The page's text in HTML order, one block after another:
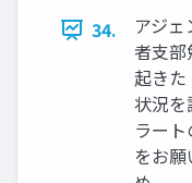
34.
アジェ
者支部
起き
状況を
ラー
をお